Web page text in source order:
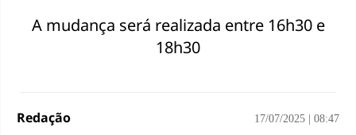
A mudança será realizada entre 16h30 e
18h30
Redação 17/07/2025 08:47